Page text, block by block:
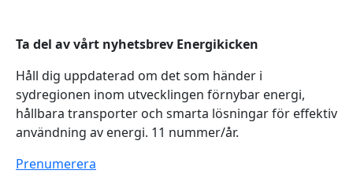
Ta del av vårt nyhetsbrev Energikicken
Håll dig uppdaterad om det som händer i
sydregionen inom utvecklingen förnybar energi,
hållbara transporter och smarta lösningar för effektiv
användning av energi. 11 nummer/år.
Prenumerera